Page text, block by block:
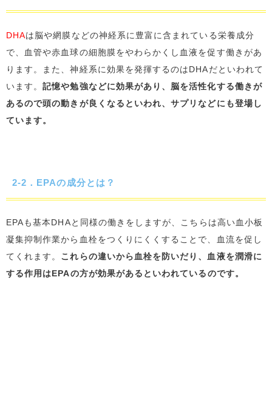
DHAは脳や網膜などの神経系に豊富に含まれている栄養成分
で、血管や赤血球の細胞膜をやわらかくし血液を促す働きがあ
ります。また、神経系に効果を発揮するのはDHAだといわれて
います。記憶や勉強などに効果があり、脳を活性化する働きが
あるので頭の動きが良くなるといわれ、サプリなどにも登場し
ています。
2-2．EPAの成分とは？
EPAも基本DHAと同様の働きをしますが、こちらは高い血小板
凝集抑制作業から血栓をつくりにくくすることで、血流を促し
てくれます。 これらの違いから血栓を防いだり、血液を潤滑に
する作用はEPAの方が効果があるといわれているのです。